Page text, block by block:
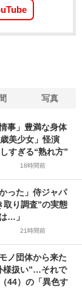
写真
事」豊満な身体
美少女」怪演
すぎる“熟れ方”
18時間前
った」侍ジャパ
取り調査”の実態
…」
21時間前
ノ団体から来た
様扱い”…それで
44）の「異色す